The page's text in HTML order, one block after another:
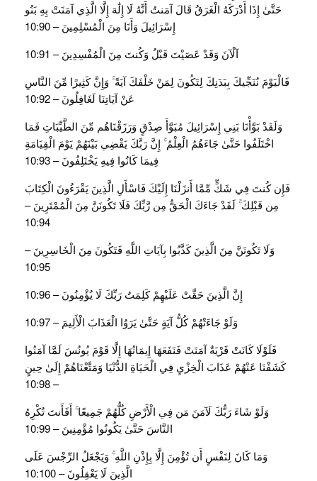
حَتَّىٰ إِذَا أَدْرَكَهُ الْغَرَقُ قَالَ آمَنتُ أَنَّهُ لَا إِلَٰهَ إِلَّا الَّذِي آمَنَتْ بِهِ بَنُو
إِسْرَائِيلَ وَأَنَا مِنَ الْمُسْلِمِينَ – 10:90
آلْآنَ وَقَدْ عَصَيْتَ قَبْلُ وَكُنتَ مِنَ الْمُفْسِدِينَ – 10:91
فَالْيَوْمَ نُنَجِّيكَ بِبَدَنِكَ لِتَكُونَ لِمَنْ خَلْفَكَ آيَةً ۚ وَإِنَّ كَثِيرًا مِّنَ النَّاسِ
عَنْ آيَاتِنَا لَغَافِلُونَ – 10:92
وَلَقَدْ بَوَّأْنَا بَنِي إِسْرَائِيلَ مُبَوَّأَ صِدْقٍ وَرَزَقْنَاهُم مِّنَ الطَّيِّبَاتِ فَمَا
اخْتَلَفُوا حَتَّىٰ جَاءَهُمُ الْعِلْمُ ۚ إِنَّ رَبَّكَ يَقْضِي بَيْنَهُمْ يَوْمَ الْقِيَامَةِ
فِيمَا كَانُوا فِيهِ يَخْتَلِفُونَ – 10:93
فَإِن كُنتَ فِي شَكٍّ مِّمَّا أَنزَلْنَا إِلَيْكَ فَاسْأَلِ الَّذِينَ يَقْرَءُونَ الْكِتَابَ
مِن قَبْلِكَ ۚ لَقَدْ جَاءَكَ الْحَقُّ مِن رَّبِّكَ فَلَا تَكُونَنَّ مِنَ الْمُمْتَرِينَ –
10:94
وَلَا تَكُونَنَّ مِنَ الَّذِينَ كَذَّبُوا بِآيَاتِ اللَّهِ فَتَكُونَ مِنَ الْخَاسِرِينَ –
10:95
إِنَّ الَّذِينَ حَقَّتْ عَلَيْهِمْ كَلِمَتُ رَبِّكَ لَا يُؤْمِنُونَ – 10:96
وَلَوْ جَاءَتْهُمْ كُلُّ آيَةٍ حَتَّىٰ يَرَوُا الْعَذَابَ الْأَلِيمَ – 10:97
فَلَوْلَا كَانَتْ قَرْيَةٌ آمَنَتْ فَنَفَعَهَا إِيمَانُهَا إِلَّا قَوْمَ يُونُسَ لَمَّا آمَنُوا
كَشَفْنَا عَنْهُمْ عَذَابَ الْخِزْيِ فِي الْحَيَاةِ الدُّنْيَا وَمَتَّعْنَاهُمْ إِلَىٰ حِينٍ
– 10:98
وَلَوْ شَاءَ رَبُّكَ لَآمَنَ مَن فِي الْأَرْضِ كُلُّهُمْ جَمِيعًا ۚ أَفَأَنتَ تُكْرِهُ
النَّاسَ حَتَّىٰ يَكُونُوا مُؤْمِنِينَ – 10:99
وَمَا كَانَ لِنَفْسٍ أَن تُؤْمِنَ إِلَّا بِإِذْنِ اللَّهِ ۚ وَيَجْعَلُ الرِّجْسَ عَلَى
الَّذِينَ لَا يَعْقِلُونَ – 10:100